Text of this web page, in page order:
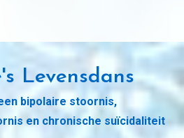
Levensdans
bipolaire stoornis,
en chronische suïcidaliteit